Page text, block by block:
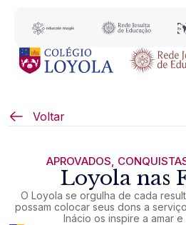
Voltar
APROVADOS,
Loyola nas
O Loyola se orgulha de cada
possam colocar seus dons a
Inácio os inspire a amar